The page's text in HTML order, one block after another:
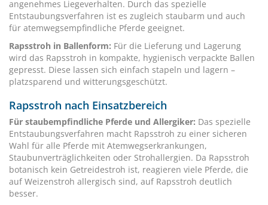
angenehmes Liegeverhalten. Durch das spezielle
Entstaubungsverfahren ist es zugleich staubarm und auch
für atemwegsempfindliche Pferde geeignet.
Rapsstroh in Ballenform: Für die Lieferung und Lagerung
wird das Rapsstroh in kompakte, hygienisch verpackte Ballen
gepresst. Diese lassen sich einfach stapeln und lagern –
platzsparend und witterungsgeschützt.
Rapsstroh nach Einsatzbereich
Für staubempfindliche Pferde und Allergiker: Das spezielle
Entstaubungsverfahren macht Rapsstroh zu einer sicheren
Wahl für alle Pferde mit Atemwegserkrankungen,
Staubunverträglichkeiten oder Strohallergien. Da Rapsstroh
botanisch kein Getreidestroh ist, reagieren viele Pferde, die
auf Weizenstroh allergisch sind, auf Rapsstroh deutlich
besser.